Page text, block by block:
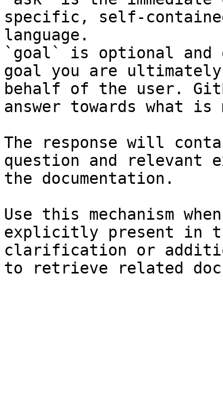
specific, self-
language.
`goal` is optional and
goal you are
behalf of the user.
answer towards what
The response will
question and relevant
the documentation.
Use this mechanism
explicitly present in
clarification or